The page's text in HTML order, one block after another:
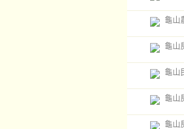
龜山
龜山
龜山
龜山
龜山